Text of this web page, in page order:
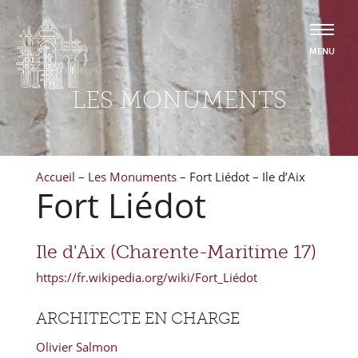
LES MONUMENTS
Accueil – Les Monuments – Fort Liédot – Ile d’Aix
Fort Liédot
Ile d'Aix (Charente-Maritime 17)
https://fr.wikipedia.org/wiki/Fort_Liédot
ARCHITECTE EN CHARGE
Olivier Salmon